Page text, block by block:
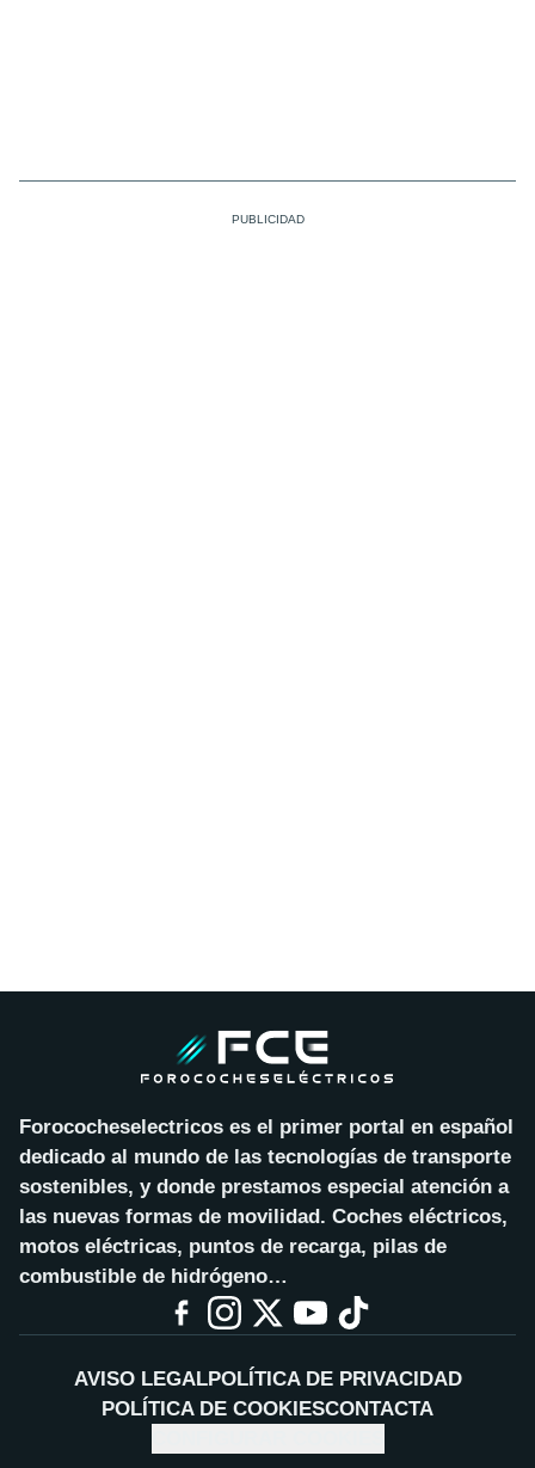
Forococheselectricos es el primer portal en español
dedicado al mundo de las tecnologías de transporte
sostenibles, y donde prestamos especial atención a
las nuevas formas de movilidad. Coches eléctricos,
motos eléctricas, puntos de recarga, pilas de
combustible de hidrógeno…
AVISO LEGALPOLÍTICA DE PRIVACIDAD
POLÍTICA DE COOKIESCONTACTA